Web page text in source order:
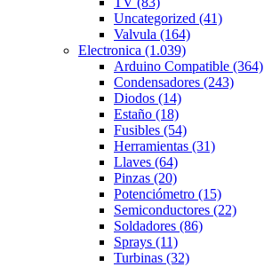
Uncategorized (41)
Valvula (164)
Electronica (1.039)
Arduino Compatible (364)
Condensadores (243)
Diodos (14)
Estaño (18)
Fusibles (54)
Herramientas (31)
Llaves (64)
Pinzas (20)
Potenciómetro (15)
Semiconductores (22)
Soldadores (86)
Sprays (11)
Turbinas (32)